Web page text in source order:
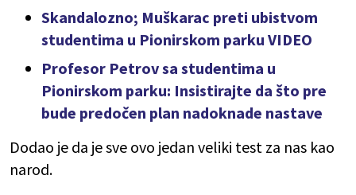
Skandalozno; Muškarac preti ubistvom
studentima u Pionirskom parku VIDEO
Profesor Petrov sa studentima u
Pionirskom parku: Insistirajte da što pre
bude predočen plan nadoknade nastave
Dodao je da je sve ovo jedan veliki test za nas kao
narod.